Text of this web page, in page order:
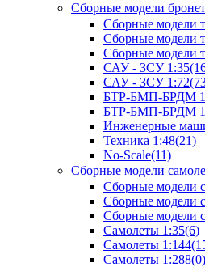
Сборные модели
Сборные модели
Сборные модели
Сборные модели
САУ - ЗСУ 1:35
САУ - ЗСУ 1:72
БТР-БМП-БРДМ
БТР-БМП-БРДМ
Инженерные
Техника 1:48(21)
No-Scale(11)
Сборные модели
Сборные модели
Сборные модели
Сборные модели
Самолеты 1:35(6)
Самолеты 1:144
Самолеты 1:288(0)